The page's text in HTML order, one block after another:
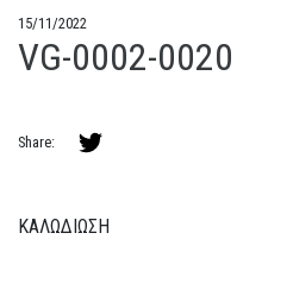
15/11/2022
VG-0002-0020
Share:
ΚΑΛΩΔΙΩΣΗ